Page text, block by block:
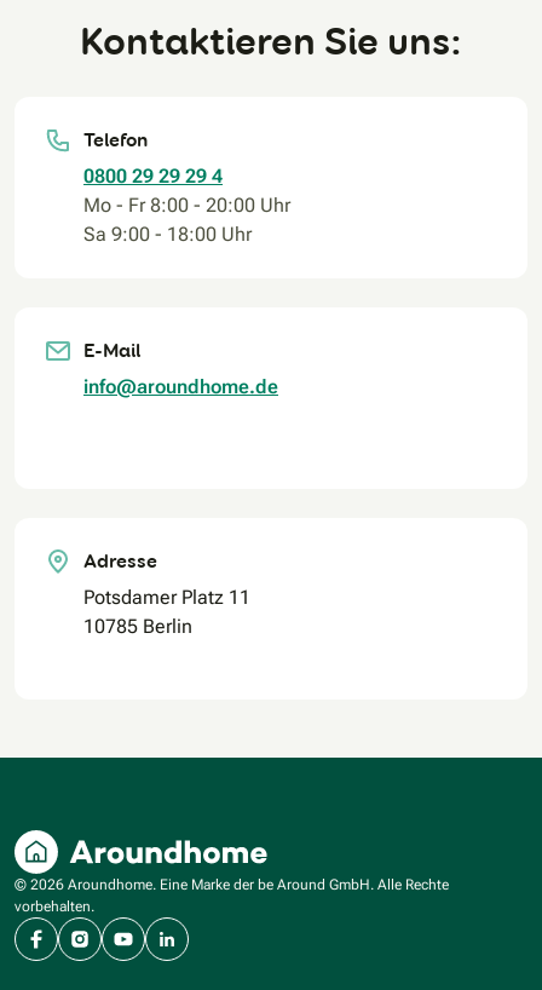
Kontaktieren Sie uns:
Telefon
0800 29 29 29 4
Mo - Fr 8:00 - 20:00 Uhr
Sa 9:00 - 18:00 Uhr
E-Mail
info@aroundhome.de
Adresse
Potsdamer Platz 11
10785 Berlin
© 2026 Aroundhome. Eine Marke der be Around GmbH. Alle Rechte
vorbehalten.
FacebookInstagram
YouTubeLinkedIn